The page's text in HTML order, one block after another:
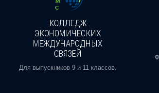
КОЛЛЕДЖ
ЭКОНОМИЧЕСКИХ
МЕЖДУНАРОДНЫХ
СВЯЗЕЙ
Для выпускников 9 и 11 классов.